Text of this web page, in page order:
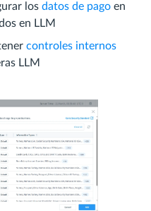
los datos de pago en
en LLM
controles internos
LLM